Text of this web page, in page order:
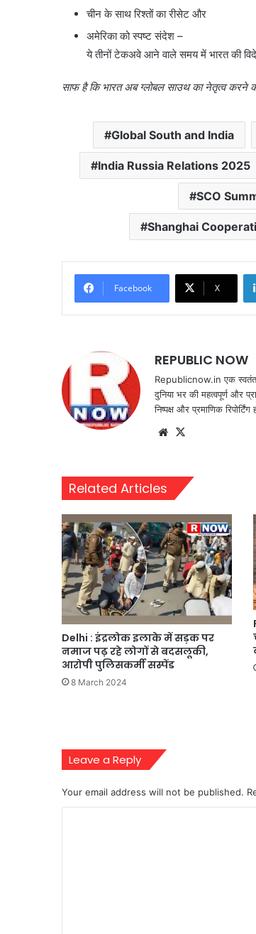
चीन के साथ रिश्तों का रीसेट और
अमेरिका को स्पष्ट संदेश –
ये तीनों टेकअवे आने वाले समय में भारत की
साफ है कि भारत अब ग्लोबल साउथ का नेतृत्व करने
Global South and India
India Russia Relations 2025
SCO
Shanghai
Facebook X
REPUBLIC NOW
Republicnow.in एक
दुनिया भर की महत्वपूर्ण और
निष्पक्ष और प्रमाणिक
Website
Related Articles
Delhi : इंद्रलोक इलाके में सड़क पर
नमाज पढ़ रहे लोगों से बदसलूकी,
आरोपी पुलिसकर्मी सस्पेंड
8 March 2024
Leave a Reply
Your email address will not be published.